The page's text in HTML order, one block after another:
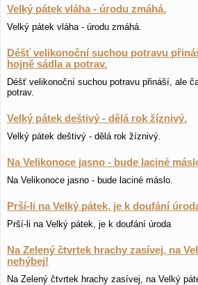
Velký pátek vláha - úrodu zmáhá.
Velký pátek vláha - úrodu zmáhá.
Déšť velikonoční suchou potravu
hojně sádla a potrav.
Déšť velikonoční suchou potravu přináší, ale
potrav.
Velký pátek deštivý - dělá rok žíznivý.
Velký pátek deštivý - dělá rok žíznivý.
Na Velikonoce jasno - bude laciné
Na Velikonoce jasno - bude laciné máslo.
Prší-li na Velký pátek, je k doufání
Prší-li na Velký pátek, je k doufání úroda
Na Zelený čtvrtek hrachy zasívej, na
nehýbej!
Na Zelený čtvrtek hrachy zasívej, na Velký